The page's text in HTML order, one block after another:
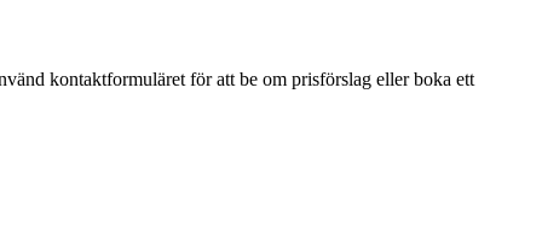
kontaktformuläret för att be om prisförslag eller boka ett